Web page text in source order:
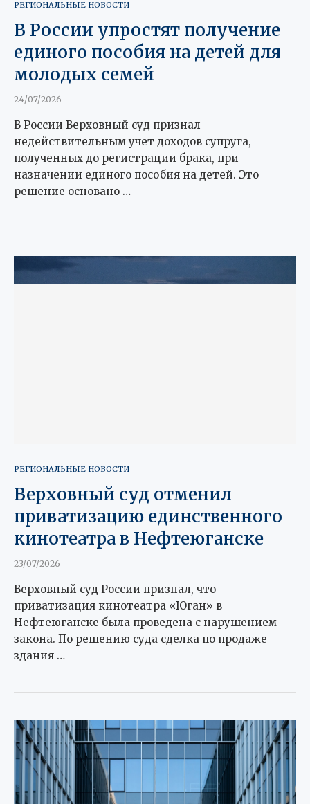
РЕГИОНАЛЬНЫЕ НОВОСТИ
В России упростят получение
единого пособия на детей для
молодых семей
24/07/2026
В России Верховный суд признал
недействительным учет доходов супруга,
полученных до регистрации брака, при
назначении единого пособия на детей. Это
решение основано …
РЕГИОНАЛЬНЫЕ НОВОСТИ
Верховный суд отменил
приватизацию единственного
кинотеатра в Нефтеюганске
23/07/2026
Верховный суд России признал, что
приватизация кинотеатра «Юган» в
Нефтеюганске была проведена с нарушением
закона. По решению суда сделка по продаже
здания …